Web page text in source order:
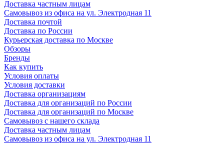
Доставка частным лицам
Самовывоз из офиса на ул. Электродная 11
Доставка почтой
Доставка по России
Курьерская доставка по Москве
Обзоры
Бренды
Как купить
Условия оплаты
Условия доставки
Доставка организациям
Доставка для организаций по России
Доставка для организаций по Москве
Самовывоз с нашего склада
Доставка частным лицам
Самовывоз из офиса на ул. Электродная 11